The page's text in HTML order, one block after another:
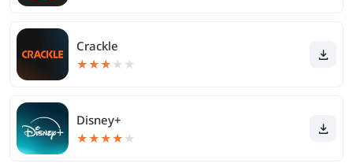
Crackle
★★★ ★ ★
Disney+
★★★★ ★